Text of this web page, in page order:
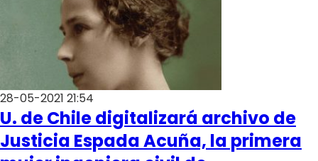
28-05-2021 21:54
U. de Chile digitalizará archivo de
Justicia Espada Acuña, la primera